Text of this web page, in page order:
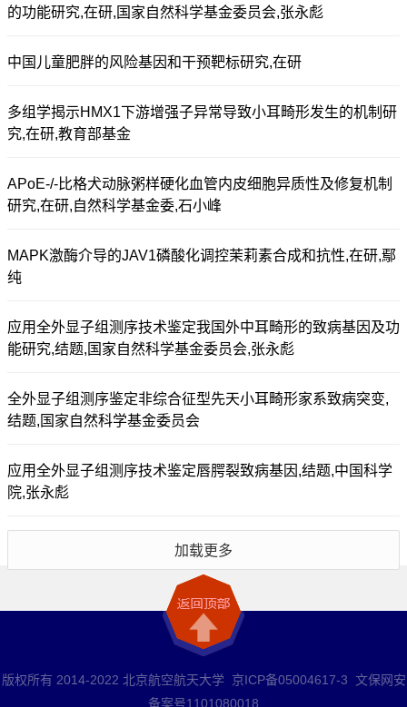
的功能研究,在研,国家自然科学基金委员会,张永彪
中国儿童肥胖的风险基因和干预靶标研究,在研
多组学揭示HMX1下游增强子异常导致小耳畸形发生的机制研
究,在研,教育部基金
APoE-/-比格犬动脉粥样硬化血管内皮细胞异质性及修复机制
研究,在研,自然科学基金委,石小峰
MAPK激酶介导的JAV1磷酸化调控茉莉素合成和抗性,在研,鄢
纯
应用全外显子组测序技术鉴定我国外中耳畸形的致病基因及功
能研究,结题,国家自然科学基金委员会,张永彪
全外显子组测序鉴定非综合征型先天小耳畸形家系致病突变,
结题,国家自然科学基金委员会
应用全外显子组测序技术鉴定唇腭裂致病基因,结题,中国科学
院,张永彪
加载更多
版权所有 2014-2022 北京航空航天大学 京ICP备05004617-3 文保网安
备案号1101080018